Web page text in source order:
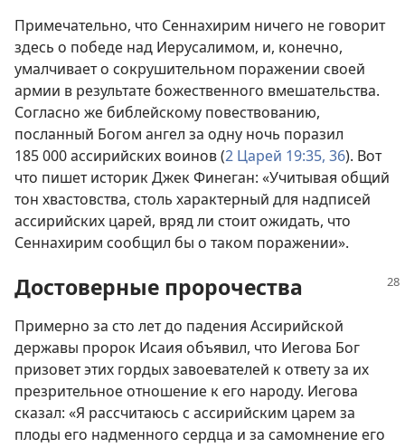
Примечательно, что Сеннахирим ничего не говорит
здесь о победе над Иерусалимом, и, конечно,
умалчивает о сокрушительном поражении своей
армии в результате божественного вмешательства.
Согласно же библейскому повествованию,
посланный Богом ангел за одну ночь поразил
185 000 ассирийских воинов (2 Царей 19:35, 36). Вот
что пишет историк Джек Финеган: «Учитывая общий
тон хвастовства, столь характерный для надписей
ассирийских царей, вряд ли стоит ожидать, что
Сеннахирим сообщил бы о таком поражении».
Достоверные пророчества
Примерно за сто лет до падения Ассирийской
державы пророк Исаия объявил, что Иегова Бог
призовет этих гордых завоевателей к ответу за их
презрительное отношение к его народу. Иегова
сказал: «Я рассчитаюсь с ассирийским царем за
плоды его надменного сердца и за самомнение его